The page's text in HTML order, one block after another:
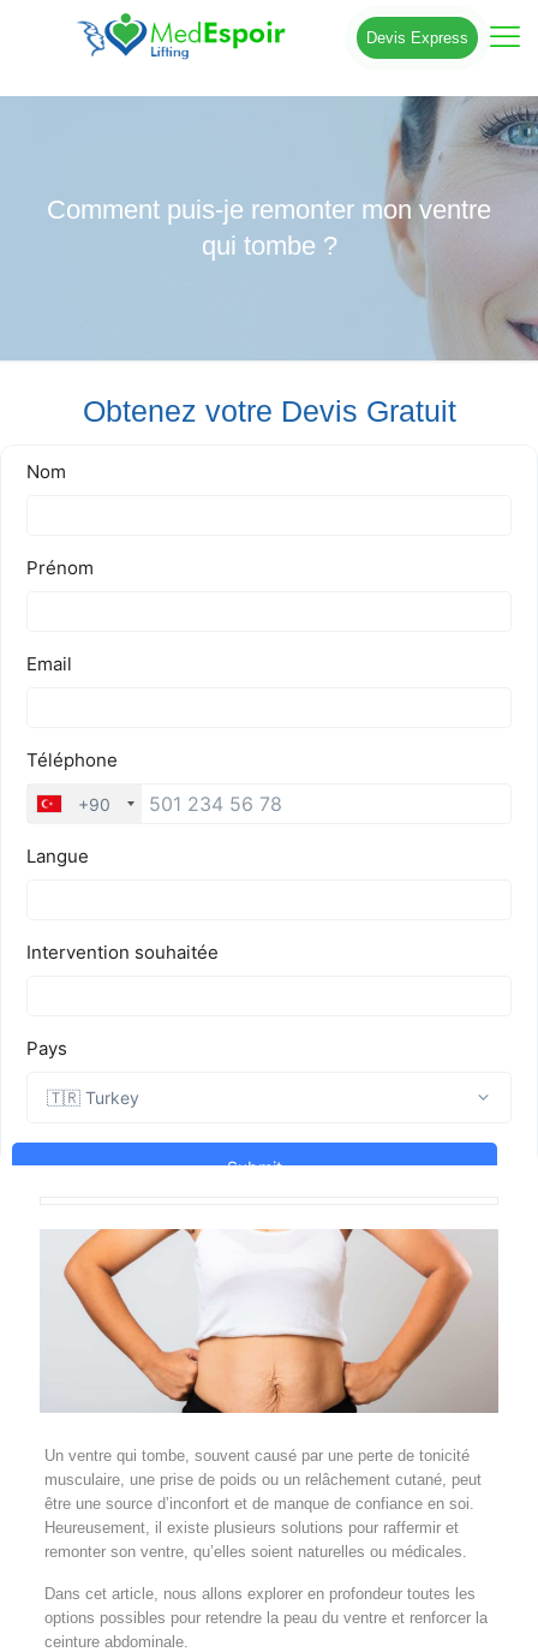
Devis Express
Comment puis-je remonter mon ventre
qui tombe ?
Obtenez votre Devis Gratuit
Un ventre qui tombe, souvent causé par une perte de tonicité
musculaire, une prise de poids ou un relâchement cutané, peut
être une source d’inconfort et de manque de confiance en soi.
Heureusement, il existe plusieurs solutions pour raffermir et
remonter son ventre, qu’elles soient naturelles ou médicales.
Dans cet article, nous allons explorer en profondeur toutes les
options possibles pour retendre la peau du ventre et renforcer la
ceinture abdominale.